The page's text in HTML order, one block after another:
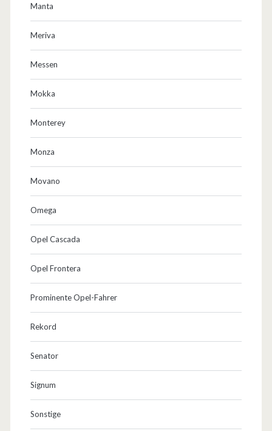
Manta
Meriva
Messen
Mokka
Monterey
Monza
Movano
Omega
Opel Cascada
Opel Frontera
Prominente Opel-Fahrer
Rekord
Senator
Signum
Sonstige